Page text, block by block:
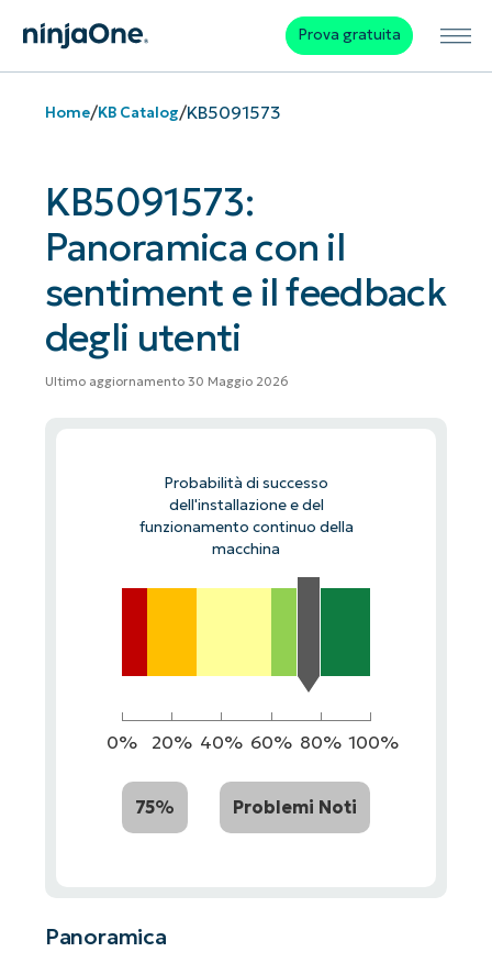
Prova gratuita
Home/KB Catalog/KB5091573
KB5091573:
Panoramica con il
sentiment e il feedback
degli utenti
Ultimo aggiornamento 30 Maggio 2026
Probabilità di successo
dell'installazione e del
funzionamento continuo della
macchina
0% 20% 40% 60% 80% 100%
75% Problemi Noti
Panoramica